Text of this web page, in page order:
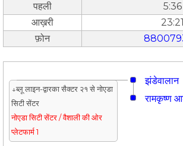
पहली
5:36
आख़री
23:21
फ़ोन
झंडेवालान
↓ब्लू लाइन-द्वारका सैक्टर २१ से नोएडा
सिटी सेंटर
नोएडा सिटी सेंटर / वैशाली की ओर
प्लेटफार्म 1
रामकृष्ण